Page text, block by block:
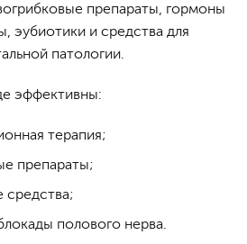
препараты, гормоны
эубиотики и средства для
патологии.
эффективны:
терапия;
препараты;
полового нерва.